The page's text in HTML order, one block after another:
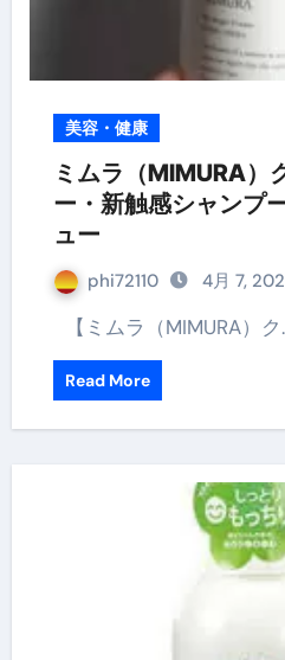
美容・健康
ミムラ（MIMURA）
ー・新触感シャンプ
ュー
phi72110 4月 7,
【ミムラ（MIMURA）
Read More